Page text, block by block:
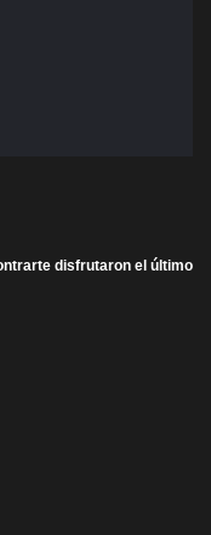
disfrutaron el último